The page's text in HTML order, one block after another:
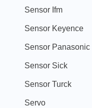
Sensor Ifm
Sensor Keyence
Sensor Panasonic
Sensor Sick
Sensor Turck
Servo